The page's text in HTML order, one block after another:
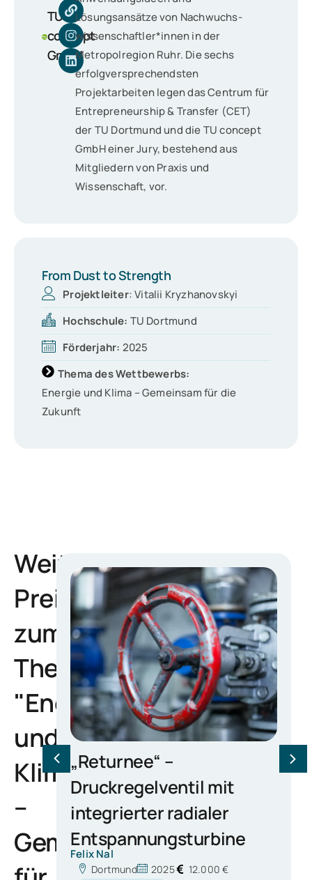
TU
concept
GmbH
Lösungsansätze von Nach­wuchs­
wissen­schaftler*innen in der
Metropolregion Ruhr. Die sechs
erfolgversprechendsten
Projektarbeiten legen das Centrum für
Entrepreneurship & Transfer (CET)
der TU Dortmund und die TU concept
GmbH einer Jury, bestehend aus
Mitgliedern von Praxis und
Wissenschaft, vor.
From Dust to Strength
Projektleiter: Vitalii Kryzhanovskyi
Hochschule: TU Dortmund
Förderjahr: 2025
Thema des Wettbewerbs:
Energie und Klima – Gemeinsam für die
Zukunft
Weitere
Preisträger
zum
Thema:
"Energie
und
Klima
–
Gemeinsam
mit
€